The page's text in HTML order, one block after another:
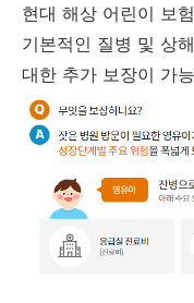
현대 해상 어린이 보
기본적인 질병 및 상
대한 추가 보장이 가